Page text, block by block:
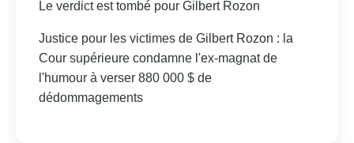
Le verdict est tombé pour Gilbert Rozon
Justice pour les victimes de Gilbert Rozon : la
Cour supérieure condamne l'ex-magnat de
l'humour à verser 880 000 $ de
dédommagements